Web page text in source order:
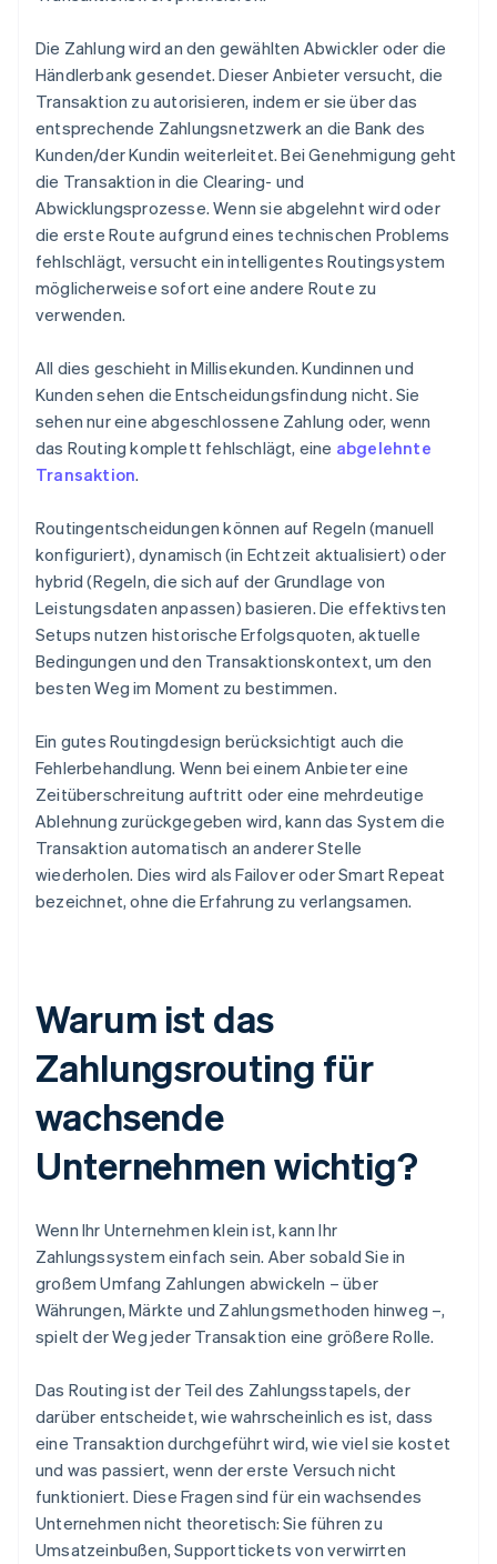
Die Zahlung wird an den gewählten Abwickler oder die
Händlerbank gesendet. Dieser Anbieter versucht, die
Transaktion zu autorisieren, indem er sie über das
entsprechende Zahlungsnetzwerk an die Bank des
Kunden/der Kundin weiterleitet. Bei Genehmigung geht
die Transaktion in die Clearing- und
Abwicklungsprozesse. Wenn sie abgelehnt wird oder
die erste Route aufgrund eines technischen Problems
fehlschlägt, versucht ein intelligentes Routingsystem
möglicherweise sofort eine andere Route zu
verwenden.
All dies geschieht in Millisekunden. Kundinnen und
Kunden sehen die Entscheidungsfindung nicht. Sie
sehen nur eine abgeschlossene Zahlung oder, wenn
das Routing komplett fehlschlägt, eine abgelehnte
Transaktion.
Routingentscheidungen können auf Regeln (manuell
konfiguriert), dynamisch (in Echtzeit aktualisiert) oder
hybrid (Regeln, die sich auf der Grundlage von
Leistungsdaten anpassen) basieren. Die effektivsten
Setups nutzen historische Erfolgsquoten, aktuelle
Bedingungen und den Transaktionskontext, um den
besten Weg im Moment zu bestimmen.
Ein gutes Routingdesign berücksichtigt auch die
Fehlerbehandlung. Wenn bei einem Anbieter eine
Zeitüberschreitung auftritt oder eine mehrdeutige
Ablehnung zurückgegeben wird, kann das System die
Transaktion automatisch an anderer Stelle
wiederholen. Dies wird als Failover oder Smart Repeat
bezeichnet, ohne die Erfahrung zu verlangsamen.
Warum ist das
Zahlungsrouting für
wachsende
Unternehmen wichtig?
Wenn Ihr Unternehmen klein ist, kann Ihr
Zahlungssystem einfach sein. Aber sobald Sie in
großem Umfang Zahlungen abwickeln – über
Währungen, Märkte und Zahlungsmethoden hinweg –,
spielt der Weg jeder Transaktion eine größere Rolle.
Das Routing ist der Teil des Zahlungsstapels, der
darüber entscheidet, wie wahrscheinlich es ist, dass
eine Transaktion durchgeführt wird, wie viel sie kostet
und was passiert, wenn der erste Versuch nicht
funktioniert. Diese Fragen sind für ein wachsendes
Unternehmen nicht theoretisch: Sie führen zu
Umsatzeinbußen, Supporttickets von verwirrten